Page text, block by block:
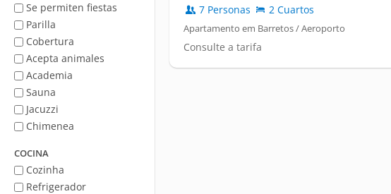
Se permiten fiestas
Parilla
Cobertura
Acepta animales
Academia
Sauna
Jacuzzi
Chimenea
COCINA
Cozinha
Refrigerador
7 Personas 2 Cuartos
Apartamento em Barretos / Aeroporto
Consulte a tarifa